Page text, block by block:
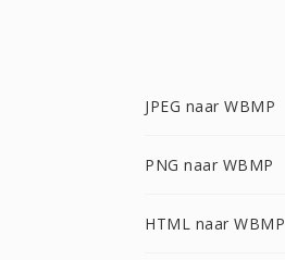
JPEG naar WBMP
PNG naar WBMP
HTML naar WBMP